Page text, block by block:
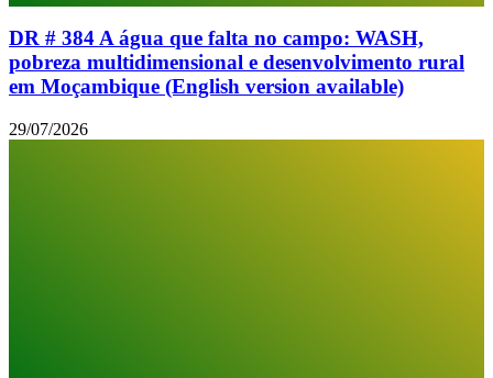
DR # 384 A água que falta no campo: WASH,
pobreza multidimensional e desenvolvimento rural
em Moçambique (English version available)
29/07/2026